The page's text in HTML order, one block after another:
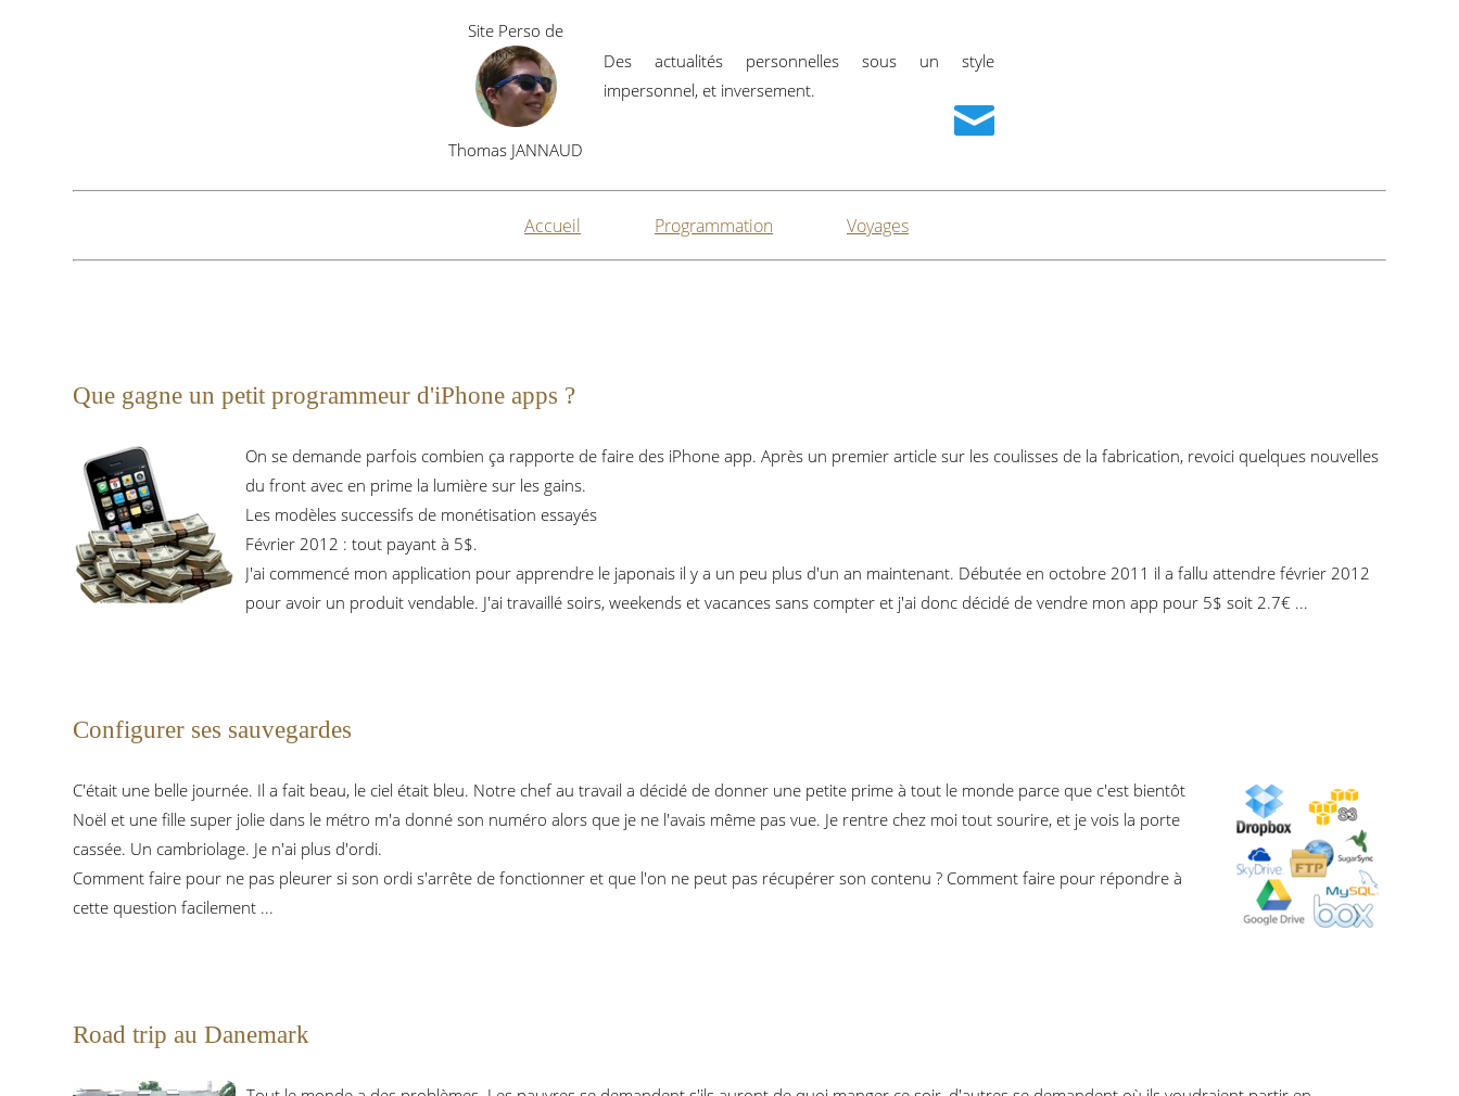
Site Perso de
Thomas JANNAUD
Des actualités personnelles sous un style
impersonnel, et inversement.
Accueil Programmation Voyages
Que gagne un petit programmeur d'iPhone apps ?
On se demande parfois combien ça rapporte de faire des iPhone app. Après un premier article sur les coulisses de la fabrication, revoici quelques nouvelles
du front avec en prime la lumière sur les gains.
Les modèles successifs de monétisation essayés
Février 2012 : tout payant à 5$.
J'ai commencé mon application pour apprendre le japonais il y a un peu plus d'un an maintenant. Débutée en octobre 2011 il a fallu attendre février 2012
pour avoir un produit vendable. J'ai travaillé soirs, weekends et vacances sans compter et j'ai donc décidé de vendre mon app pour 5$ soit 2.7€ ...
Configurer ses sauvegardes
C'était une belle journée. Il a fait beau, le ciel était bleu. Notre chef au travail a décidé de donner une petite prime à tout le monde parce que c'est bientôt
Noël et une fille super jolie dans le métro m'a donné son numéro alors que je ne l'avais même pas vue. Je rentre chez moi tout sourire, et je vois la porte
cassée. Un cambriolage. Je n'ai plus d'ordi.
Comment faire pour ne pas pleurer si son ordi s'arrête de fonctionner et que l'on ne peut pas récupérer son contenu ? Comment faire pour répondre à
cette question facilement ...
Road trip au Danemark